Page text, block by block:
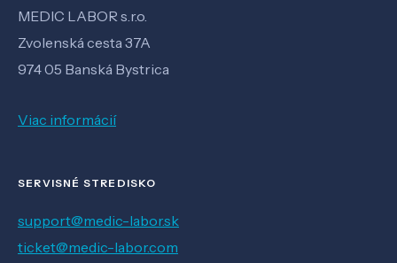
MEDIC LABOR s.r.o.
Zvolenská cesta 37A
974 05 Banská Bystrica
Viac informácií
SERVISNÉ STREDISKO
support@medic-labor.sk
ticket@medic-labor.com